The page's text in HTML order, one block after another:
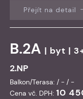
Přejít na detail
B.2A | byt |
2.NP
Balkon/Terasa: / - / -
Cena vč. DPH: 10